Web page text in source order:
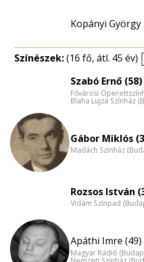
Kopányi György
Színészek:(16 fő, átl. 45 év)
Szabó Ernő (58)
Fővárosi
Blaha Lujza Színház
Gábor Miklós
Madách Színház
Rozsos István
Vidám Színpad
Apáthi Imre (49)
Magyar Rádió